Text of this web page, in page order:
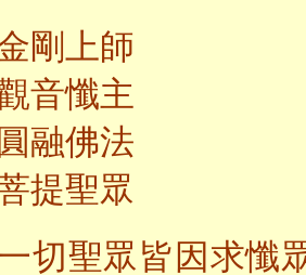
剛上師
音懺主
融佛法
提聖眾
切聖眾皆因求懺